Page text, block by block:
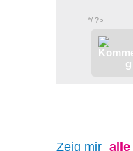
*/ ?>
Zeig mir alle